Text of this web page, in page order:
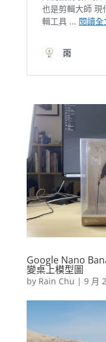
Google Nano
變桌上模型圖
by Rain Chu | 9 月